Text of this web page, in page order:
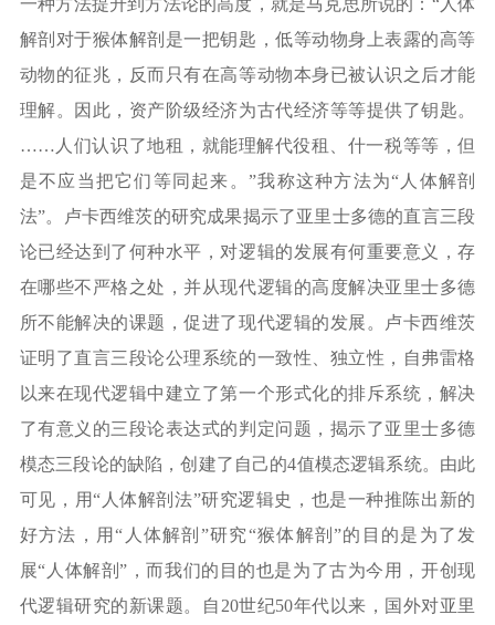
解剖对于猴体解剖是一把钥匙，低等动物身上表露的高等
动物的征兆，反而只有在高等动物本身已被认识之后才能
理解。因此，资产阶级经济为古代经济等等提供了钥匙。
…… 人们认识了地租，就能理解代役租、什一税等等，但
是不应当把它们等同起来。 ”我称这种方法为“ 人体解剖
法”。卢卡西维茨的研究成果揭示了亚里士多德的直言三段
论已经达到了何种水平，对逻辑的发展有何重要意义，存
在哪些不严格之处，并从现代逻辑的高度解决亚里士多德
所不能解决的课题，促进了现代逻辑的发展。卢卡西维茨
证明了直言三段论公理系统的一致性、独立性，自弗雷格
以来在现代逻辑中建立了第一个形式化的排斥系统，解决
了有意义的三段论表达式的判定问题，揭示了亚里士多德
模态三段论的缺陷，创建了自己的4值模态逻辑系统。由此
可见，用“ 人体解剖法”研究逻辑史，也是一种推陈出新的
好方法，用“ 人体解剖 ”研究“猴体解剖”的目的是为了发
展“ 人体解剖” ，而我们的目的也是为了古为今用，开创现
代逻辑研究的新课题。自 20世纪50年代以来，国外对亚里